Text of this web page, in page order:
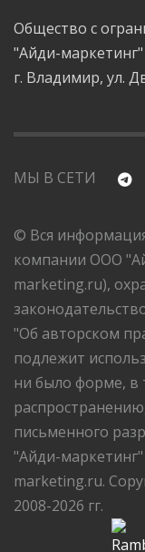
Общество с
"Айди-маркетинг"
г. Владимир, ул.
МЫ В СЕТИ
© Вся
компании ООО
marketing.ru),
"Об авторском
подлежит
ни было форме, в
письменного
"Айди-маркетинг"
marketing.ru.
2008-2026 гг.